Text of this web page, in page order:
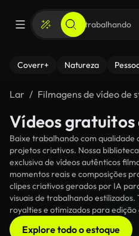
Coverr+ Natureza
Lar Filmagens de vídeo de
Vídeos
Baixe trabalhando com
projetos criativos. Nossa
exclusiva de vídeos autênticos
momentos reais e composições
clipes criativos gerados por IA
visuais de trabalhando estilizados.
royalties e otimizados para edição
Explore todo o estoque